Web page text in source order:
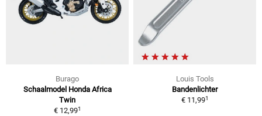
Burago
Schaalmodel Honda Africa
Twin
€ 12,991
Louis Tools
Bandenlichter
€ 11,991